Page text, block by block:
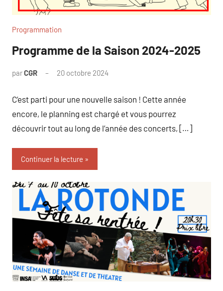
Programmation
Programme de la Saison 2024-2025
parCGR 20 octobre 2024
C’est parti pour une nouvelle saison ! Cette année
encore, le planning est chargé et vous pourrez
découvrir tout au long de l’année des concerts, […]
Continuer la lecture